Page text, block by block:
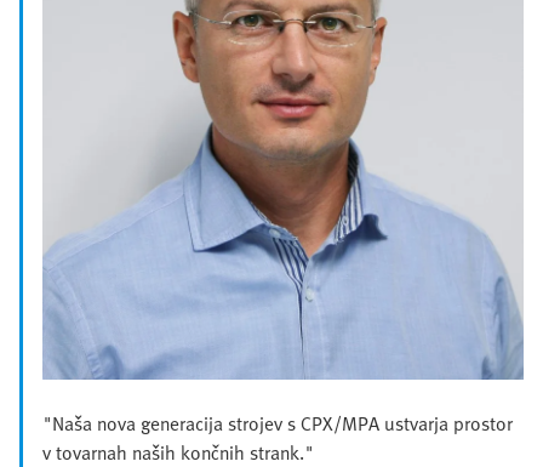
"Naša nova generacija strojev s CPX/MPA ustvarja prostor
v tovarnah naših končnih strank."